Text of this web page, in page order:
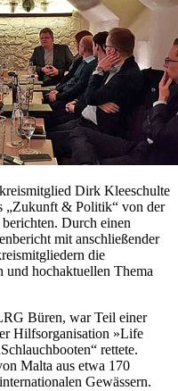
Dirk Kleeschulte
„Zukunft & Politik“ von der
Durch einen
mit anschließender
die
und hochaktuellen Thema
Büren, war Teil einer
Hilfsorganisation »Life
rettete.
Malta aus etwa 170
Gewässern.